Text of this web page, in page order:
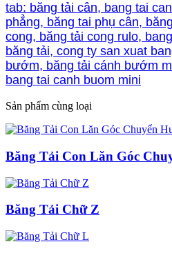
tab: băng tải cân, bang tai
phẳng, băng tai phụ cân,
cong, băng tải cong rulo,
băng tải, cong ty san xuat
bướm, băng tải cánh bướm
bang tai canh buom mini
Sản phẩm cùng loại
Băng Tải Con Lăn Góc
Băng Tải Chữ Z